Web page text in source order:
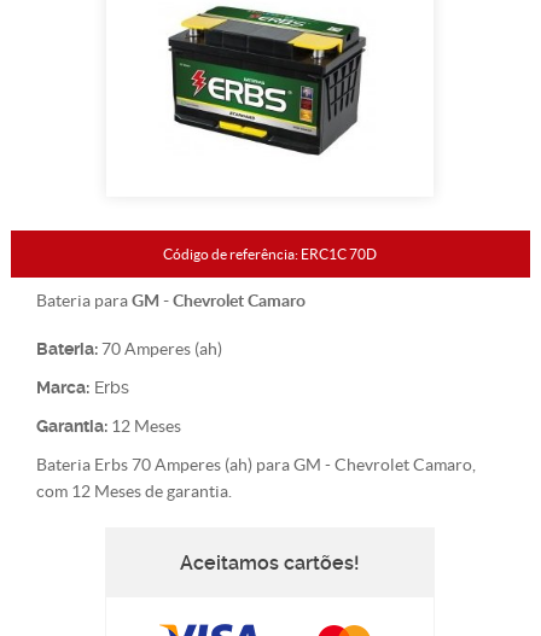
Código de referência: ERC1C 70D
Bateria paraGM - Chevrolet Camaro
Bateria:70 Amperes (ah)
Marca: Erbs
Garantia: 12 Meses
Bateria Erbs 70 Amperes (ah) para GM - Chevrolet Camaro,
com 12 Meses de garantia.
Aceitamos cartões!